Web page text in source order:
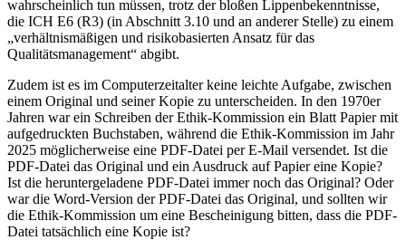
wahrscheinlich tun müssen, trotz der bloßen Lippenbekenntnisse,
die ICH E6 (R3) (in Abschnitt 3.10 und an anderer Stelle) zu einem
„verhältnismäßigen und risikobasierten Ansatz für das
Qualitätsmanagement“ abgibt.
Zudem ist es im Computerzeitalter keine leichte Aufgabe, zwischen
einem Original und seiner Kopie zu unterscheiden. In den 1970er
Jahren war ein Schreiben der Ethik-Kommission ein Blatt Papier mit
aufgedruckten Buchstaben, während die Ethik-Kommission im Jahr
2025 möglicherweise eine PDF-Datei per E-Mail versendet. Ist die
PDF-Datei das Original und ein Ausdruck auf Papier eine Kopie?
Ist die heruntergeladene PDF-Datei immer noch das Original? Oder
war die Word-Version der PDF-Datei das Original, und sollten wir
die Ethik-Kommission um eine Bescheinigung bitten, dass die PDF-
Datei tatsächlich eine Kopie ist?